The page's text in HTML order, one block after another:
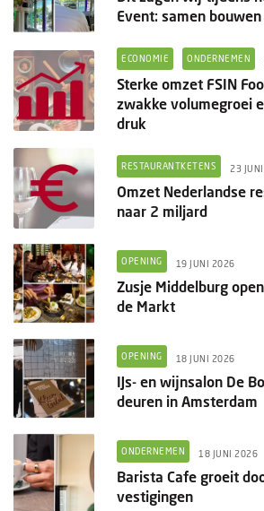
Event: samen
ECONOMIE ONDERNEMEN
Sterke omzet FSIN
zwakke volumegroei
druk
RESTAURANTKETENS 23
Omzet Nederlandse
naar 2 miljard
OPENING 19 JUNI 2026
Zusje Middelburg
de Markt
OPENING 18 JUNI 2026
IJs- en wijnsalon De
deuren in Amsterdam
ONDERNEMEN 18 JUNI 2026
Barista Cafe groeit
vestigingen